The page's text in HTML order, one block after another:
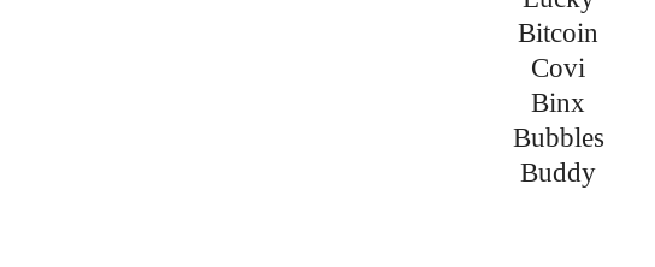
Bitcoin
Covi
Binx
Bubbles
Buddy